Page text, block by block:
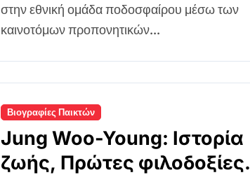
στο Παγκόσμιο Κύπελλο
στην εθνική ομάδα ποδοσφαίρου μέσω των
καινοτόμων προπονητικών...
Βιογραφίες Παικτών
Jung Woo-Young: Ιστορία
ζωής, Πρώτες φιλοδοξίες,